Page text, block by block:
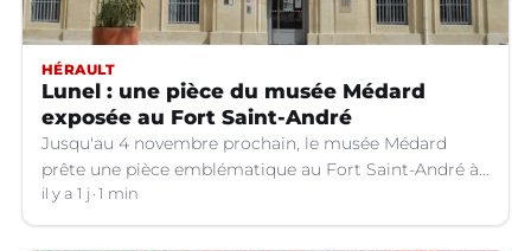
HÉRAULT
Lunel : une pièce du musée Médard
exposée au Fort Saint-André
Jusqu'au 4 novembre prochain, le musée Médard
prête une pièce emblématique au Fort Saint-André à
Villeneuve-lez-Avignon (Gard).
il y a 1 j 1 min